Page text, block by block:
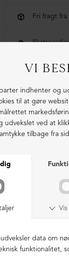
Fri fragt fra
LIGNENDE